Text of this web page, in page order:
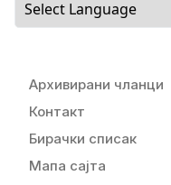
Архивирани чланци
Контакт
Бирачки списак
Мапа сајта